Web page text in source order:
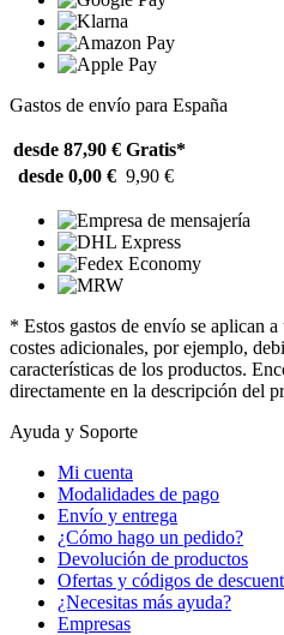
Gastos de envío para España
desde 87,90 € Gratis*
desde 0,00 € 9,90 €
* Estos gastos de envío se aplican
costes adicionales, por ejemplo,
características de los productos.
directamente en la descripción del
Ayuda y Soporte
Mi cuenta
Modalidades de pago
Envío y entrega
¿Cómo hago un pedido?
Devolución de productos
Ofertas y códigos de
¿Necesitas más ayuda?
Empresas